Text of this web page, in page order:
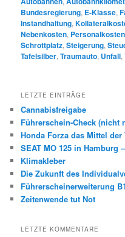
Bundesregierung, E-Klasse,
Instandhaltung,
Nebenkosten, Personalkosten
Schrottplatz,Steigerung,
Tafelsilber,Traumauto, Unfall,
LETZTE EINTRÄGE
Cannabisfreigabe
Führerschein-Check (nicht
Honda Forza das Mittel der
SEAT MO 125 in Hamburg
Klimakleber
Die Zukunft des
Führerscheinerweiterung
Zeitenwende tut Not
LETZTE KOMMENTARE